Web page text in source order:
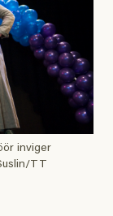
inviger
TT